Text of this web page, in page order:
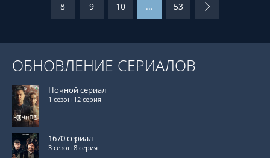
8 9 10 ... 53
ОБНОВЛЕНИЕ СЕРИАЛОВ
Ночной сериал
1 сезон 12 серия
1670 сериал
3 сезон 8 серия